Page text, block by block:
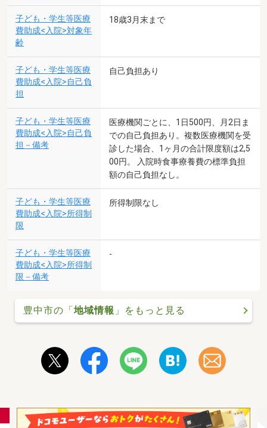
子ども・学生等医療
費助成<入院>対象年
齢
18歳3月末まで
子ども・学生等医療
費助成<入院>自己負
担
自己負担あり
子ども・学生等医療
費助成<入院>自己負
担－備考
医療機関ごとに、1日500円、月2日ま
での自己負担あり。複数医療機関を受
診した場合、1ヶ月の合計限度額は2,5
00円。 入院時食事療養費の標準負担
額の自己負担なし。
子ども・学生等医療
費助成<入院>所得制
限
所得制限なし
子ども・学生等医療
費助成<入院>所得制
限－備考
-
豊中市の「 地域情報 」をもっと見る